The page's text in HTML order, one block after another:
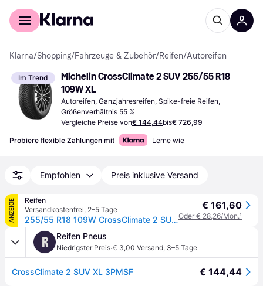
Für Shopper
Klarna/Shopping/Fahrzeuge & Zubehör/Reifen/Autoreifen
Im Trend
Michelin CrossClimate 2 SUV 255/55 R18
109W XL
Autoreifen, Ganzjahresreifen, Spike-freie Reifen,
Größenverhältnis 55 %
Vergleiche Preise von€ 144,44bis€ 726,99
Probiere flexible Zahlungen mit Lerne wie
Empfohlen Preis inklusive Versand
ANZEIGE
Reifen
Versandkostenfrei, 2–5 Tage
255/55 R18 109W CrossClimate 2 SUV XL RG
€ 161,60
Oder € 28,26/Mon.¹
R Reifen Pneus
Niedrigster Preis·€ 3,00 Versand, 3–5 Tage
CrossClimate 2 SUV XL 3PMSF € 144,44